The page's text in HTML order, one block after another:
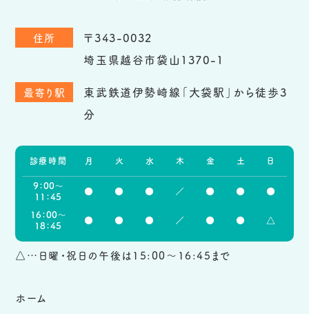
住所
〒343-0032
埼玉県越谷市袋山1370-1
最寄り駅
東武鉄道伊勢崎線「大袋駅」から徒歩3
分
診療時間 月 火 水 木 金 土 日
9：00～
11：45
● ● ● ／ ● ●
●
16：00～
18：45
● ● ● ／ ● ● △
△…日曜・祝日の午後は15:00～16:45まで
ホーム